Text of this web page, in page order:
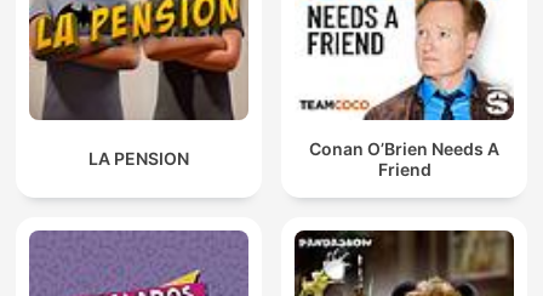
LA PENSION
Conan O’Brien Needs A
Friend